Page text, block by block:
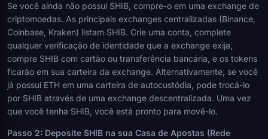
Se você ainda não possui SHIB, compre-o em uma exchange de
criptomoedas. As principais exchanges centralizadas (Binance,
Coinbase, Kraken) listam SHIB. Crie uma conta, complete
qualquer verificação de identidade que a exchange exija,
compre SHIB com cartão ou transferência bancária, e os tokens
ficarão em sua carteira da exchange. Alternativamente, se você
já possui ETH em uma carteira de autocustódia, pode trocá-lo
por SHIB através de uma exchange descentralizada. Uma vez
que você tenha SHIB, você está pronto para movê-lo.
Passo 2: Deposite SHIB na sua Casa de Apostas (Rede